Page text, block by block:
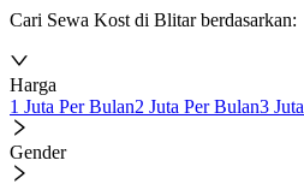
Cari Sewa Kost di Blitar berdasarkan:
Harga
1 Juta Per Bulan2 Juta Per Bulan3
Gender